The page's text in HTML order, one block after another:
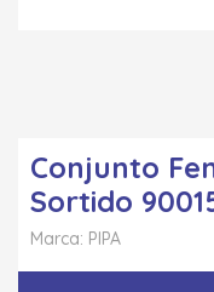
Conjunto
Sortido
Marca: PIPA